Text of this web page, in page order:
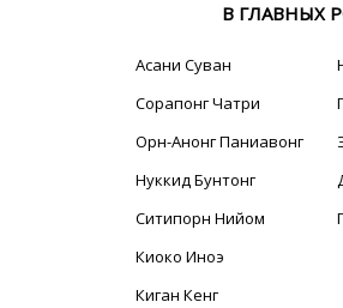
В ГЛАВНЫХ
Асани Суван
Сорапонг Чатри
Орн-Анонг Паниавонг
Нуккид Бунтонг
Ситипорн Нийом
Киоко Иноэ
Киган Кенг